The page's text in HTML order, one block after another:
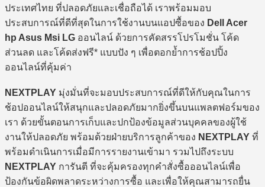
ประเทศไทย ที่ปลอดภัยและเชื่อถือได้ เราพร้อมมอบ
ประสบการณ์ที่ดีที่สุดในการใช้งานบนแอปซื้อของ Dell Acer
hp Asus Msi LG ออนไลน์ ด้วยการคัดสรรโปรโมชั่น โค้ด
ส่วนลด และโค้ดส่งฟรี* แบบปัง ๆ เพื่อตอกย้ำการช้อปปิ้ง
ออนไลน์ที่คุ้มค่า
NEXTPLAY มุ่งมั่นที่จะมอบประสบการณ์ที่ดีให้กับคุณในการ
ช้อปออนไลน์ให้สนุกและปลอดภัยมากยิ่งขึ้นบนแพลตฟอร์มของ
เรา ด้วยขั้นตอนการเก็บและปกป้องข้อมูลส่วนบุคคลของผู้ใช้
งานให้ปลอดภัย พร้อมด้วยฝ่ายบริการลูกค้าของ NEXTPLAY ที่
พร้อมดำเนินการเมื่อมีการรายงานเข้ามา รวมไปถึงระบบ
NEXTPLAY การันตี ที่จะคุ้มครองทุกคำสั่งซื้อออนไลน์เพื่อ
ป้องกันข้อผิดพลาดระหว่างการซื้อ และเพื่อให้คุณสามารถยื่น